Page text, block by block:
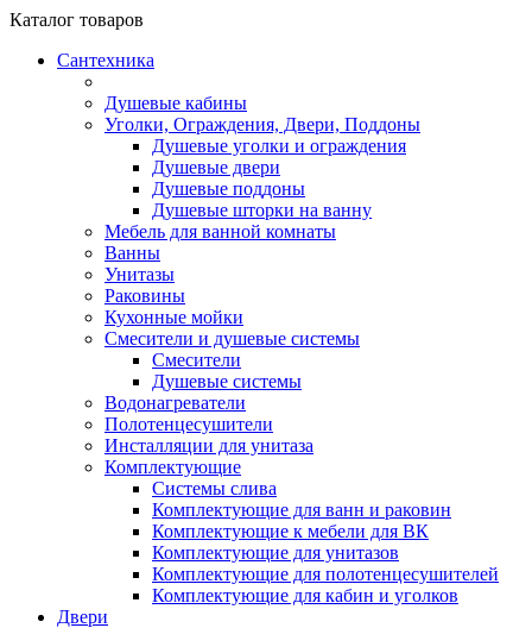
Каталог товаров
Сантехника
Душевые кабины
Уголки, Ограждения, Двери, Поддоны
Душевые уголки и ограждения
Душевые двери
Душевые поддоны
Душевые шторки на ванну
Мебель для ванной комнаты
Ванны
Унитазы
Раковины
Кухонные мойки
Смесители и душевые системы
Смесители
Душевые системы
Водонагреватели
Полотенцесушители
Инсталляции для унитаза
Комплектующие
Системы слива
Комплектующие для ванн и раковин
Комплектующие к мебели для ВК
Комплектующие для унитазов
Комплектующие для полотенцесушителей
Комплектующие для кабин и уголков
Двери